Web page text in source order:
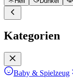
Kategorien
Baby & Spielzeug